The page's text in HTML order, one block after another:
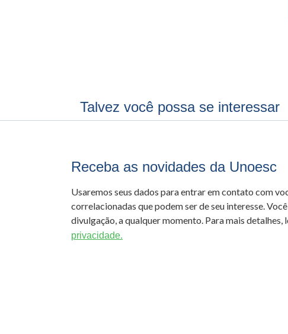
Talvez você possa se interessar
Receba as novidades da Unoesc
Usaremos seus dados para entrar em contato com
correlacionadas que podem ser de seu interesse.
divulgação, a qualquer momento. Para mais detalhes,
privacidade.